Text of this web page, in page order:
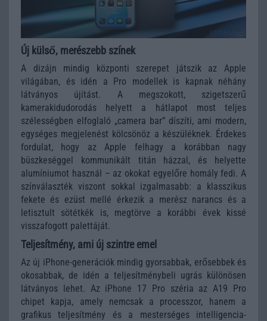
Új külső, merészebb színek
A dizájn mindig központi szerepet játszik az Apple
világában, és idén a Pro modellek is kapnak néhány
látványos újítást. A megszokott, szigetszerű
kamerakidudorodás helyett a hátlapot most teljes
szélességben elfoglaló „camera bar” díszíti, ami modern,
egységes megjelenést kölcsönöz a készüléknek. Érdekes
fordulat, hogy az Apple felhagy a korábban nagy
büszkeséggel kommunikált titán házzal, és helyette
alumíniumot használ – az okokat egyelőre homály fedi. A
színválaszték viszont sokkal izgalmasabb: a klasszikus
fekete és ezüst mellé érkezik a merész narancs és a
letisztult sötétkék is, megtörve a korábbi évek kissé
visszafogott palettáját.
Teljesítmény, ami új szintre emel
Az új iPhone-generációk mindig gyorsabbak, erősebbek és
okosabbak, de idén a teljesítménybeli ugrás különösen
látványos lehet. Az iPhone 17 Pro széria az A19 Pro
chipet kapja, amely nemcsak a processzor, hanem a
grafikus teljesítmény és a mesterséges intelligencia-